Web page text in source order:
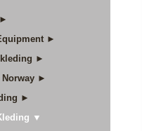
►
►
Norway ►
►
▼